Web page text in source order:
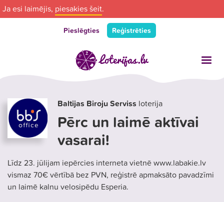
Ja esi laimējis, piesakies šeit.
Pieslēgties Reģistrēties
Baltijas Biroju Serviss loterija
Pērc un laimē aktīvai
vasarai!
Līdz 23. jūlijam iepērcies interneta vietnē www.labakie.lv
vismaz 70€ vērtībā bez PVN, reģistrē apmaksāto pavadzīmi
un laimē kalnu velosipēdu Esperia.